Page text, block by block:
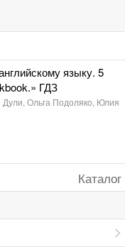
языку. 5
ГДЗ
Ольга Подоляко, Юлия
Каталог